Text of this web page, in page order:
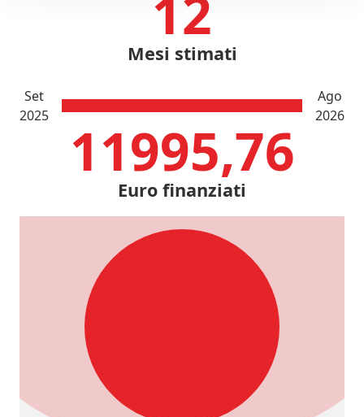
12
Mesi stimati
Set
2025
Ago
2026
11995,76
Euro finanziati